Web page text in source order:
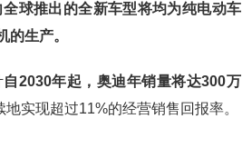
球推出的全新车型将均为纯电动车
生产。
自2030年起，奥迪年销量将达300万
实现超过11%的经营销售回报率。